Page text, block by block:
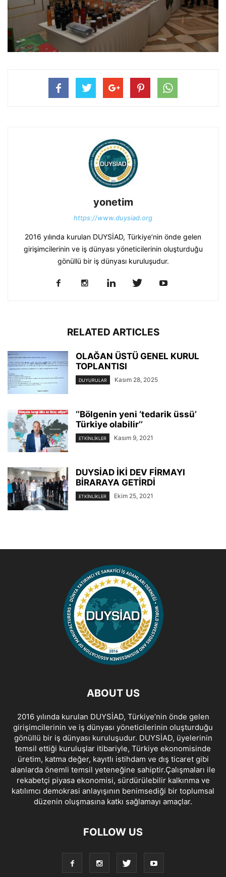
yonetim
https://www.duysiad.org
2016 yılında kurulan DUYSİAD, Türkiye’nin önde gelen
girişimcilerinin ve iş dünyası yöneticilerinin oluşturduğu
gönüllü bir iş dünyası kuruluşudur.
RELATED ARTICLES
OLAĞAN ÜSTÜ GENEL KURUL
TOPLANTISI
DUYURULAR Kasım 28, 2025
‘’Bölgenin yeni ‘tedarik üssü’
Türkiye olabilir’’
ETKINLIKLER Kasım 9, 2021
DUYSİAD İKİ DEV FİRMAYI
BİRARAYA GETİRDİ
ETKINLIKLER Ekim 25, 2021
ABOUT US
2016 yılında kurulan DUYSİAD, Türkiye’nin önde gelen
girişimcilerinin ve iş dünyası yöneticilerinin oluşturduğu
gönüllü bir iş dünyası kuruluşudur. DUYSİAD, üyelerinin
temsil ettiği kuruluşlar itibariyle, Türkiye ekonomisinde
üretim, katma değer, kayıtlı istihdam ve dış ticaret gibi
alanlarda önemli temsil yeteneğine sahiptir.Çalışmaları ile
rekabetçi piyasa ekonomisi, sürdürülebilir kalkınma ve
katılımcı demokrasi anlayışının benimsediği bir toplumsal
düzenin oluşmasına katkı sağlamayı amaçlar.
FOLLOW US